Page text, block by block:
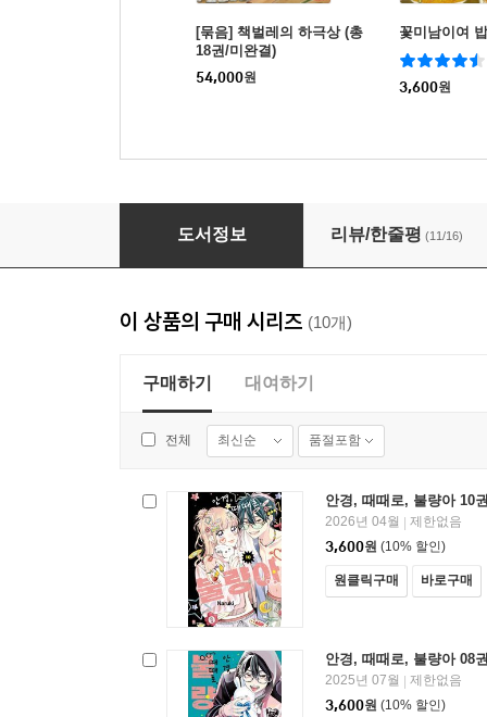
[묶음] 책벌레의 하극상 (총
18권/미완결)
54,000원
꽃미남이여
3,600원
안경, 때때로, 불량아 01권
도서정보 리뷰/한줄평 (11/16)
이 상품의 구매 시리즈 (10개)
구매하기 대여하기
전체 최신순 품절포함
안경, 때때로, 불량아 10
2026년 04월
제한없음
3,600원 (10% 할인)
원클릭구매 바로구매
안경, 때때로, 불량아 08
2025년 07월
제한없음
3,600원 (10% 할인)